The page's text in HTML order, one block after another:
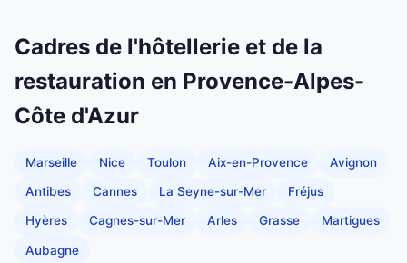
Cadres de l'hôtellerie et de la
restauration en Provence-Alpes-
Côte d'Azur
Marseille Nice Toulon Aix-en-Provence Avignon
Antibes Cannes La Seyne-sur-Mer Fréjus
Hyères Cagnes-sur-Mer Arles Grasse Martigues
Aubagne